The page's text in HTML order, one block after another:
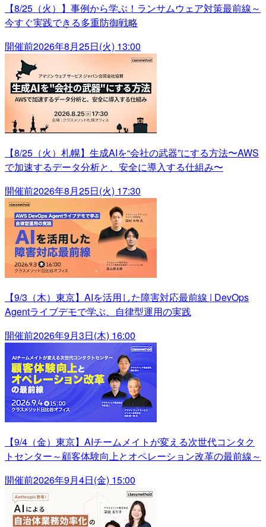
【8/25（火）】事例から学ぶ！ランサムウェア対策最前線～
今すぐ実践できる多重防御戦略
開催前2026年8月25日(火) 13:00
【8/25（火）札幌】生成AIを“会社の武器”にする方法〜AWS
で加速するデータ分析と、安全に導入する仕組み〜
開催前2026年8月25日(火) 17:30
【9/3（木）東京】AIを活用した障害対応最前線 | DevOps
Agentライブデモで学ぶ、自律型運用の実践
開催前2026年9月3日(木) 16:00
【9/4（金）東京】AIチームメイトが変える次世代コンタク
トセンター～顧客体験向上とオペレーション改革の最前線～
開催前2026年9月4日(金) 15:00